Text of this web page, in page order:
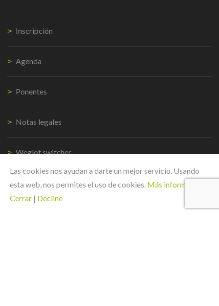
Inscripción
Agenda
Ponentes
Notas legales
Weglot switcher
CONTACTO
Las cookies nos ayudan a darte un mejor servicio. Usando
esta web, nos permites el uso de cookies. Más información
Cerrar | Decline